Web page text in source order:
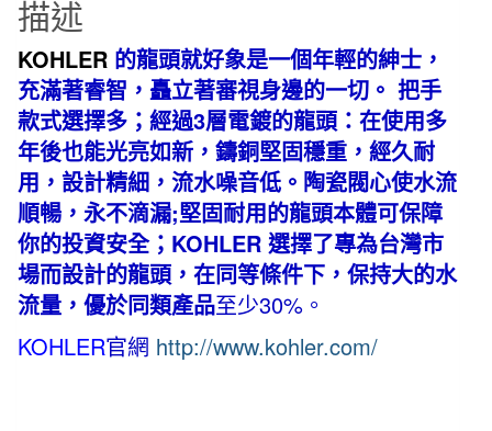
古
龍
頭
K-
8657K-
CP
數
量
描述
KOHLER 的龍頭就好象是一個年輕的紳士，
充滿著睿智，矗立著審視身邊的一切。 把手
款式選擇多；經過3層電鍍的龍頭：在使用多
年後也能光亮如新，鑄銅堅固穩重，經久耐
用，設計精細，流水噪音低。陶瓷閥心使水流
順暢，永不滴漏;堅固耐用的龍頭本體可保障
你的投資安全；KOHLER 選擇了專為台灣市
場而設計的龍頭，在同等條件下，保持大的水
流量，優於同類產品至少30%。
KOHLER官網 http://www.kohler.com/